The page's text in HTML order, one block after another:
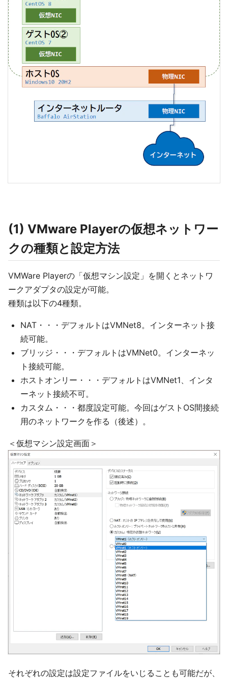
(1) VMware Playerの仮想ネットワー
クの種類と設定方法
VMWare Playerの「仮想マシン設定」を開くとネットワ
ークアダプタの設定が可能。
種類は以下の4種類。
NAT・・・デフォルトはVMNet8。インターネット接
続可能。
ブリッジ・・・デフォルトはVMNet0。インターネッ
ト接続可能。
ホストオンリー・・・デフォルトはVMNet1、インタ
ーネット接続不可。
カスタム・・・都度設定可能。今回はゲストOS間接続
用のネットワークを作る（後述）。
＜仮想マシン設定画面＞
それぞれの設定は設定ファイルをいじることも可能だが、